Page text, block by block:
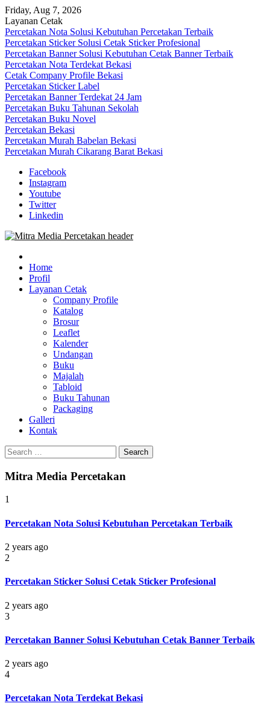
Skip
to
content
Friday, Aug 7, 2026
Layanan Cetak
Percetakan Nota Solusi Kebutuhan Percetakan Terbaik
Percetakan Sticker Solusi Cetak Sticker Profesional
Percetakan Banner Solusi Kebutuhan Cetak Banner Terbaik
Percetakan Nota Terdekat Bekasi
Cetak Company Profile Bekasi
Percetakan Sticker Label
Percetakan Banner Terdekat 24 Jam
Percetakan Buku Tahunan Sekolah
Percetakan Buku Novel
Percetakan Bekasi
Percetakan Murah Babelan Bekasi
Percetakan Murah Cikarang Barat Bekasi
Facebook
Instagram
Youtube
Twitter
Linkedin
Mitra Media Percetakan Bekasi
0813-1670-6191
0813-1670-6191 (Call/WA) Perusahaan Tempat Alamat Jasa Pusat
Percetakan Bekasi Barat Timur Utara Selatan Murah 24 Jam
Home
Profil
Layanan Cetak
Company Profile
Katalog
Brosur
Leaflet
Kalender
Undangan
Buku
Majalah
Tabloid
Buku Tahunan
Packaging
Galleri
Kontak
Search
for:
Mitra Media Percetakan
1
Percetakan Nota Solusi Kebutuhan Percetakan Terbaik
2 years ago
2
Percetakan Sticker Solusi Cetak Sticker Profesional
2 years ago
3
Percetakan Banner Solusi Kebutuhan Cetak Banner Terbaik
2 years ago
4
Percetakan Nota Terdekat Bekasi